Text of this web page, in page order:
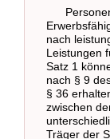
nach
Leistungen
Satz 1
nach § 9
§ 36
zwischen
Träger der